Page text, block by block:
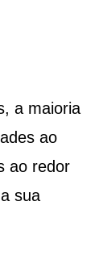
a maioria
ao
ao redor
sua